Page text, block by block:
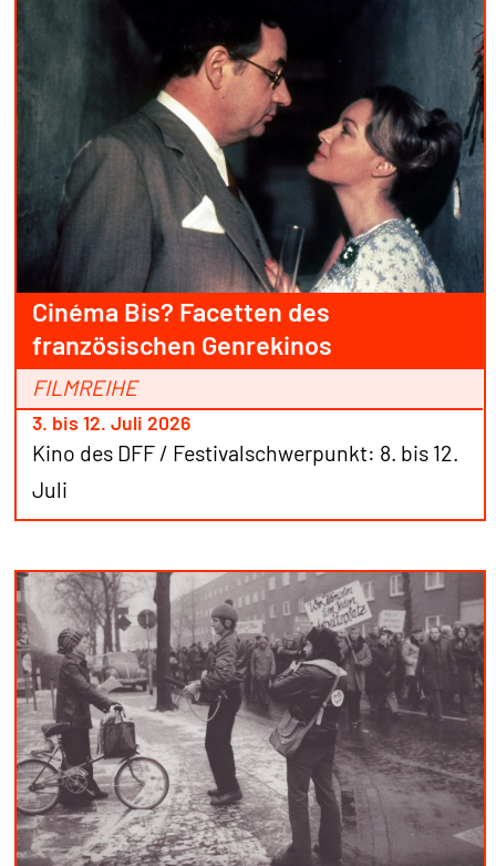
Cinéma Bis? Facetten des
französischen Genrekinos
FILMREIHE
3. bis 12. Juli 2026
Kino des DFF / Festivalschwerpunkt: 8. bis 12.
Juli